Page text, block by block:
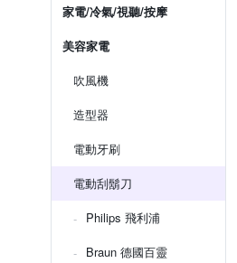
家電/冷氣/視聽/按摩
美容家電
吹風機
造型器
電動牙刷
電動刮鬍刀
Philips 飛利浦
Braun 德國百靈
電｜指定品95折+快速到貨